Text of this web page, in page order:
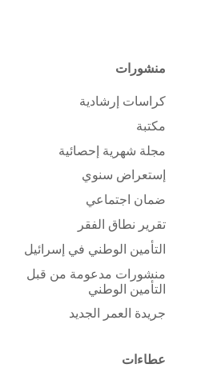
منشورات
كراسات إرشادية
مكتبة
مجلة شهرية إحصائية
إستعراض سنوي
ضمان اجتماعي
تقرير نطاق الفقر
التأمين الوطني في إسرائيل
منشورات مدعومة من قبل
التأمين الوطني
جريدة العمر الجديد
عطاءات